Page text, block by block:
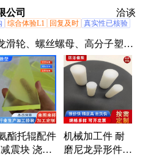
料外壳定做厂家
公司 洽谈
综合体验L1 回复及时 真实性已核验
滑轮、螺丝螺母、高分子塑料
酯托辊配件
震块 浇注
机械加工件 耐
磨尼龙异形件